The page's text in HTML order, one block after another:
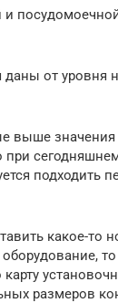
и
даны от уровня
выше значения
при
подходить
какое-то
карту
размеров